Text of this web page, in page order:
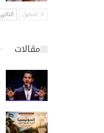
السابق التالي
مقالات